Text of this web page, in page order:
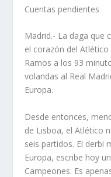
Cuentas pendientes
Madrid.- La daga que
el corazón del
Ramos a los 93
volandas al Real
Europa.
Desde entonces,
de Lisboa, el Atlético
seis partidos. El derbi
Europa, escribe hoy
Campeones. Es